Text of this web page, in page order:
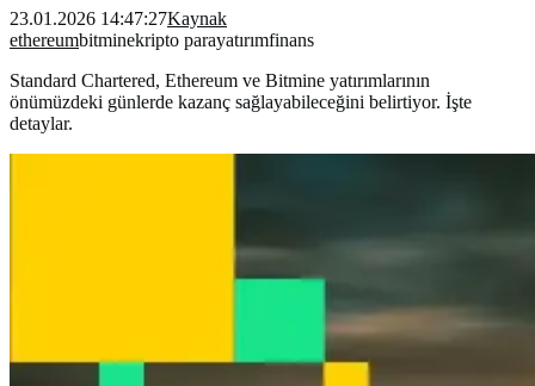
23.01.2026 14:47:27Kaynak
ethereumbitminekripto parayatırımfinans
Standard Chartered, Ethereum ve Bitmine yatırımlarının
önümüzdeki günlerde kazanç sağlayabileceğini belirtiyor. İşte
detaylar.